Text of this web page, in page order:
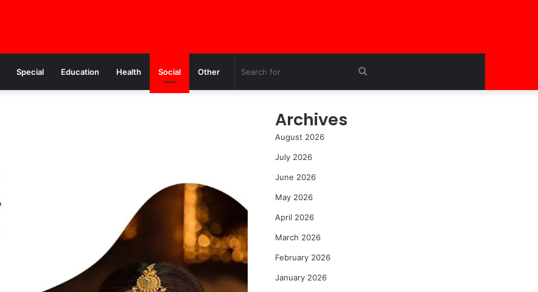
Special Education Health Social Other
Archives
August 2026
July 2026
June 2026
May 2026
April 2026
March 2026
February 2026
January 2026